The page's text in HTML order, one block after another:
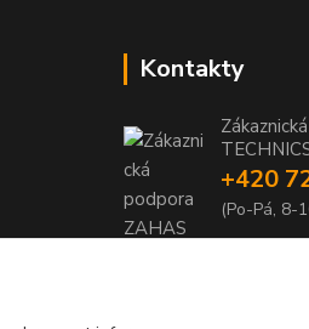
Kontakty
+420
(Po-Pá, 8-